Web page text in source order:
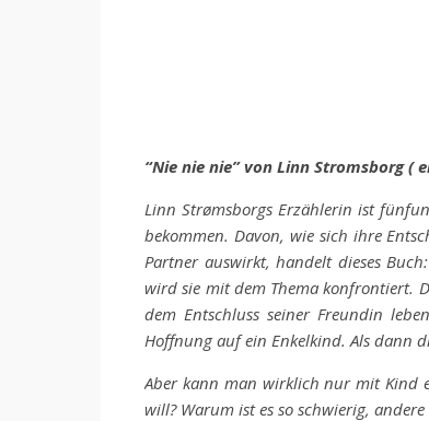
“Nie nie nie” von Linn Stromsborg (
Linn Strømsborgs Erzählerin ist
bekommen. Davon, wie sich ihre
Partner auswirkt, handelt dieses
wird sie mit dem Thema konfrontiert.
dem Entschluss seiner Freundin
Hoffnung auf ein Enkelkind. Als dann
Aber kann man wirklich nur mit Kind
will? Warum ist es so schwierig,